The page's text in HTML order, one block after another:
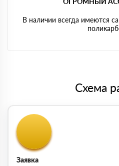
В наличии всегда имеются
Схема
Заявка